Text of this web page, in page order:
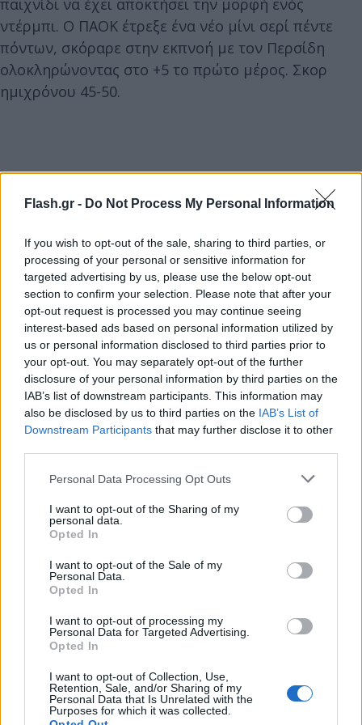
Flash.gr - Do Not Process My Personal Information
If you wish to opt-out of the sale, sharing to third parties, or
processing of your personal or sensitive information for
targeted advertising by us, please use the below opt-out
section to confirm your selection. Please note that after your
opt-out request is processed you may continue seeing
interest-based ads based on personal information utilized by
us or personal information disclosed to third parties prior to
your opt-out. You may separately opt-out of the further
disclosure of your personal information by third parties on the
IAB’s list of downstream participants. This information may
also be disclosed by us to third parties on the IAB’s List of
Downstream Participants that may further disclose it to other
Please note that this website/app uses one or more Google
not limited to your visit or usage behaviour. You may click to
grant or deny consent to Google and its third-party tags to
use your data for below specified purposes in below Google
consent section.
Personal Data Processing Opt Outs
I want to opt-out of the Sharing of my
personal data.
Opted In
I want to opt-out of the Sale of my
Personal Data.
Opted In
I want to opt-out of processing my
Personal Data for Targeted Advertising.
Opted In
I want to opt-out of Collection, Use,
Retention, Sale, and/or Sharing of my
Personal Data that Is Unrelated with the
Purposes for which it was collected.
ντέρμπι. Ο ΠΑΟΚ έτρεξε ένα νέο μίνι σερί πέντε
πόντων, σκόραρε στην εκπνοή με τον Περσίδη
ολοκληρώνοντας στο +5 το πρώτο μέρος. Σκορ
ημιχρόνου 45-50.